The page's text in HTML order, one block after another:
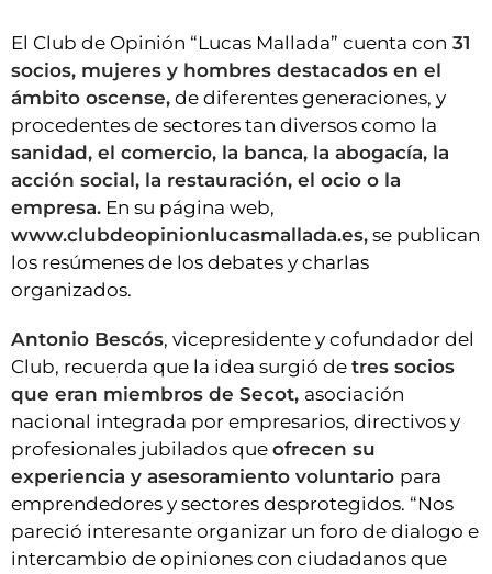
El Club de Opinión “Lucas Mallada” cuenta con 31
socios, mujeres y hombres destacados en el
ámbito oscense, de diferentes generaciones, y
procedentes de sectores tan diversos como la
sanidad, el comercio, la banca, la abogacía, la
acción social, la restauración, el ocio o la
empresa. En su página web,
www.clubdeopinionlucasmallada.es, se publican
los resúmenes de los debates y charlas
organizados.
Antonio Bescós, vicepresidente y cofundador del
Club, recuerda que la idea surgió de tres socios
que eran miembros de Secot, asociación
nacional integrada por empresarios, directivos y
profesionales jubilados que ofrecen su
experiencia y asesoramiento voluntario para
emprendedores y sectores desprotegidos. “Nos
pareció interesante organizar un foro de dialogo e
intercambio de opiniones con ciudadanos que